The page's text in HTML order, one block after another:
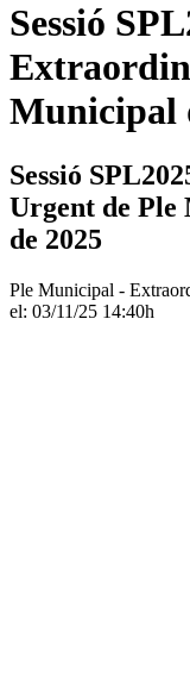
Sessió
Municipal
Sessió
Urgent de
de 2025
Ple Municipal -
el: 03/11/25 14:40h